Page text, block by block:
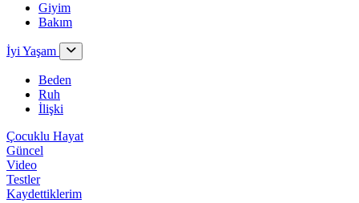
Giyim
Bakım
İyi Yaşam
Beden
Ruh
İlişki
Çocuklu Hayat
Güncel
Video
Testler
Kaydettiklerim